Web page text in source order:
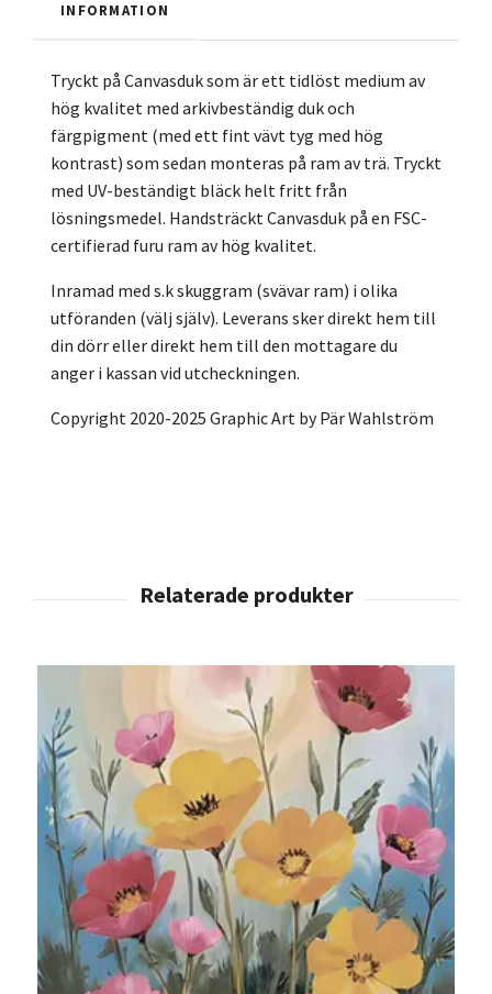
INFORMATION
Tryckt på Canvasduk som är ett tidlöst medium av
hög kvalitet med arkivbeständig duk och
färgpigment (med ett fint vävt tyg med hög
kontrast) som sedan monteras på ram av trä. Tryckt
med UV-beständigt bläck helt fritt från
lösningsmedel. Handsträckt Canvasduk på en FSC-
certifierad furu ram av hög kvalitet.
Inramad med s.k skuggram (svävar ram) i olika
utföranden (välj själv). Leverans sker direkt hem till
din dörr eller direkt hem till den mottagare du
anger i kassan vid utcheckningen.
Copyright 2020-2025 Graphic Art by Pär Wahlström